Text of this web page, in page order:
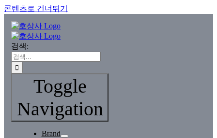
콘텐츠로 건너뛰기
검색:
Toggle
Navigation
Brand